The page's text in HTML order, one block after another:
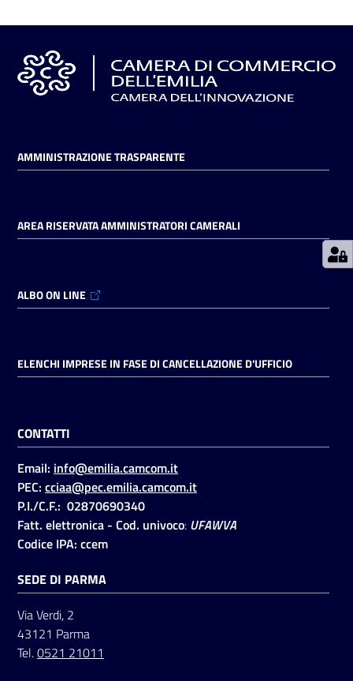
Prenotazioni
Pagamenti
Accedi
Seguici
AMMINISTRAZIONE TRASPARENTE
AREA RISERVATA AMMINISTRATORI CAMERALI
ALBO ON LINE
ELENCHI IMPRESE IN FASE DI CANCELLAZIONE D'UFFICIO
CONTATTI
Email: info@emilia.camcom.it
PEC: cciaa@pec.emilia.camcom.it
P.I./C.F.: 02870690340
Fatt. elettronica - Cod. univoco: UFAWVA
Codice IPA: ccem
SEDE DI PARMA
Via Verdi, 2
43121 Parma
Tel.0521 21011